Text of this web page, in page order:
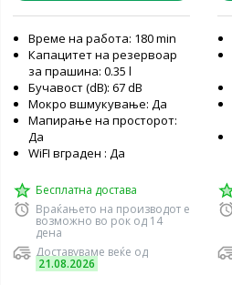
Време на работа: 180 min
Капацитет на резервоар
за прашина: 0.35 l
Бучавост (dB): 67 dB
Мокро вшмукување: Да
Мапирање на просторот:
Да
WiFI вграден : Да
Бесплатна достава
Враќањето на производот е
возможно во рок од 14
дена
Доставуваме веќе од
21.08.2026